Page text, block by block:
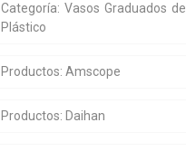
Categoría: Vasos Graduados de
Plástico
Productos: Amscope
Productos: Daihan